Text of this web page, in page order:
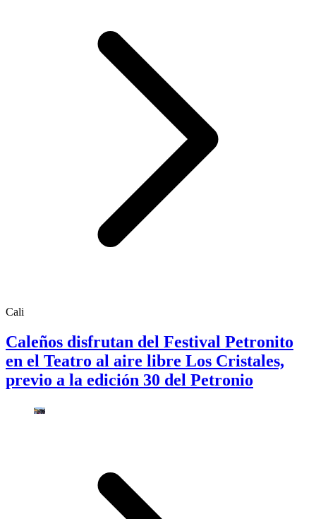
Cali
Caleños disfrutan del Festival Petronito
en el Teatro al aire libre Los Cristales,
previo a la edición 30 del Petronio